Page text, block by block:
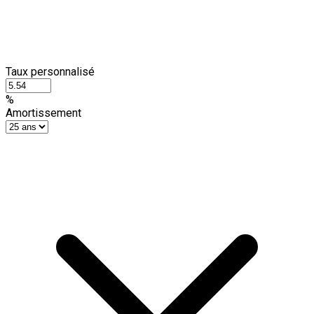
Taux personnalisé
%
Amortissement